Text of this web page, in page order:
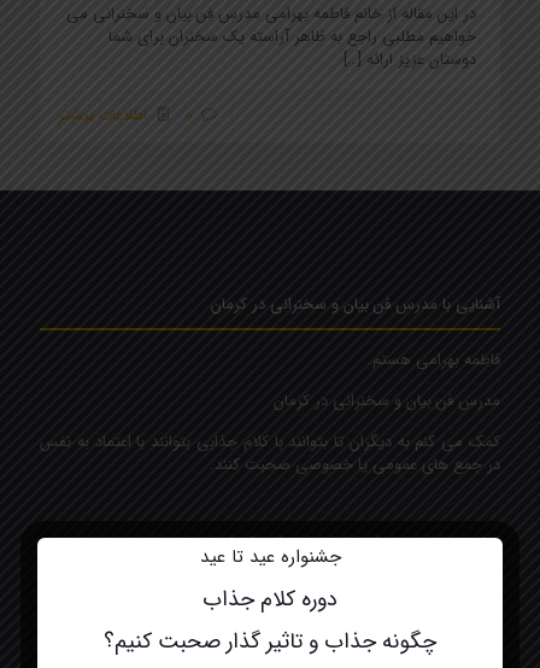
در این مقاله از خانم فاطمه بهرامی مدرس فن بیان و سخنرانی می
خواهیم مطلبی راجع به ظاهر آراسته یک سخنران برای شما
دوستان عزیز ارائه […]
0 اطلاعات بیشتر
آشنایی با مدرس فن بیان و سخنرانی در کرمان
فاطمه بهرامی هستم.
مدرس فن بیان و سخنرانی در کرمان
کمک می کنم به دیگران تا بتوانند با کلام جذابی بتوانند با اعتماد به نفس
در جمع های عمومی یا خصوصی صحبت کنند.
تماس با ما مدرس فن بیان و سخنرانی کرمان
جشنواره عید تا عید
دوره کلام جذاب
چگونه جذاب و تاثیر گذار صحبت کنیم؟